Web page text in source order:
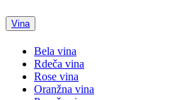
Vina
Bela vina
Rdeča vina
Rose vina
Oranžna vina